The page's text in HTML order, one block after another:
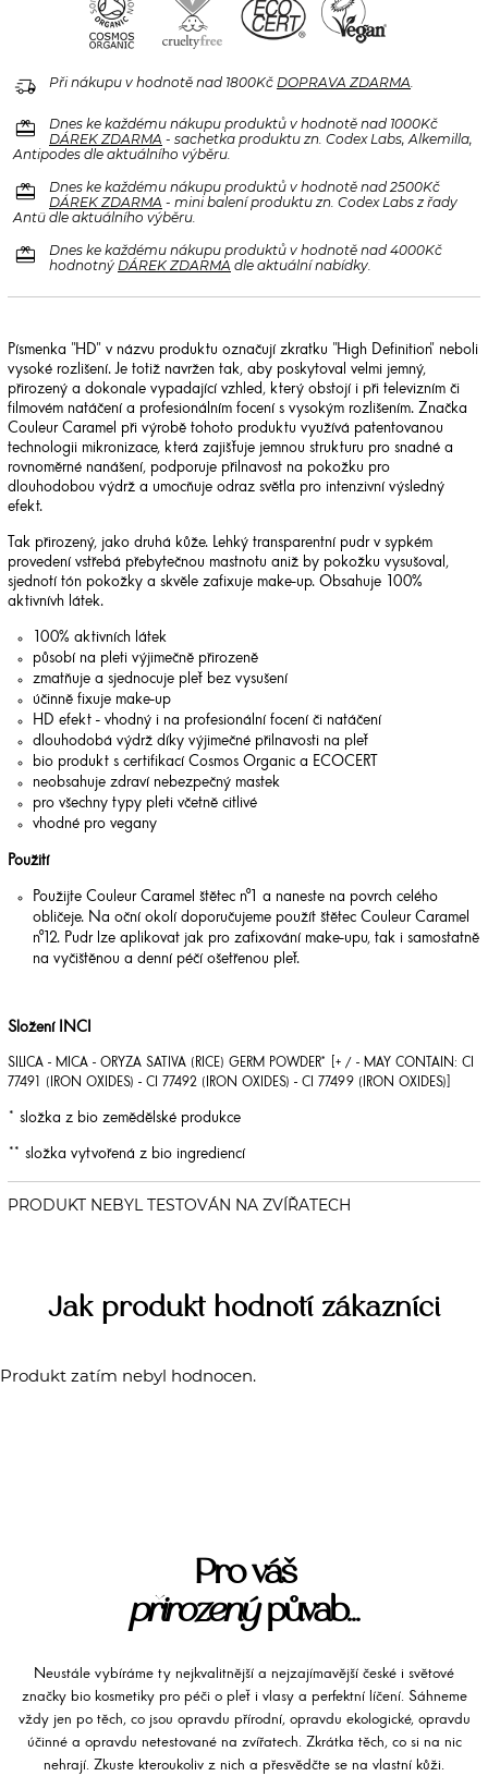
delivery_truck_speed Při nákupu v hodnotě nad 1800Kč DOPRAVA ZDARMA.
redeem
Dnes ke každému nákupu produktů v hodnotě nad 1000Kč
DÁREK ZDARMA - sachetka produktu zn. Codex Labs, Alkemilla,
Antipodes dle aktuálního výběru.
redeem
Dnes ke každému nákupu produktů v hodnotě nad 2500Kč
DÁREK ZDARMA - mini balení produktu zn. Codex Labs z řady
Antü dle aktuálního výběru.
redeem
Dnes ke každému nákupu produktů v hodnotě nad 4000Kč
hodnotný DÁREK ZDARMA dle aktuální nabídky.
Písmenka "HD" v názvu produktu označují zkratku "High Definition" neboli
vysoké rozlišení. Je totiž navržen tak, aby poskytoval velmi jemný,
přirozený a dokonale vypadající vzhled, který obstojí i při televizním či
filmovém natáčení a profesionálním focení s vysokým rozlišením. Značka
Couleur Caramel při výrobě tohoto produktu využívá patentovanou
technologii mikronizace, která zajišťuje jemnou strukturu pro snadné a
rovnoměrné nanášení, podporuje přilnavost na pokožku pro
dlouhodobou výdrž a umocňuje odraz světla pro intenzivní výsledný
efekt.
Tak přirozený, jako druhá kůže. Lehký transparentní pudr v sypkém
provedení vstřebá přebytečnou mastnotu aniž by pokožku vysušoval,
sjednotí tón pokožky a skvěle zafixuje make-up. Obsahuje 100%
aktivnívh látek.
100% aktivních látek
působí na pleti výjimečně přirozeně
zmatňuje a sjednocuje pleť bez vysušení
účinně fixuje make-up
HD efekt - vhodný i na profesionální focení či natáčení
dlouhodobá výdrž díky výjimečné přilnavosti na pleť
bio produkt s certifikací Cosmos Organic a ECOCERT
neobsahuje zdraví nebezpečný mastek
pro všechny typy pleti včetně citlivé
vhodné pro vegany
Použití
Použijte Couleur Caramel štětec n°1 a naneste na povrch celého
obličeje. Na oční okolí doporučujeme použít štětec Couleur Caramel
n°12. Pudr lze aplikovat jak pro zafixování make-upu, tak i samostatně
na vyčištěnou a denní péčí ošetřenou pleť.
Složení INCI
SILICA - MICA - ORYZA SATIVA (RICE) GERM POWDER* [+ / - MAY CONTAIN: CI
77491 (IRON OXIDES) - CI 77492 (IRON OXIDES) - CI 77499 (IRON OXIDES)]
* složka z bio zemědělské produkce
** složka vytvořená z bio ingrediencí
Jak produkt hodnotí zákazníci
Produkt zatím nebyl hodnocen.
Pro váš
přirozenýpůvab...
Neustále vybíráme ty nejkvalitnější a nejzajímavější české i světové
značky bio kosmetiky pro péči o pleť i vlasy a perfektní líčení. Sáhneme
vždy jen po těch, co jsou opravdu přírodní, opravdu ekologické, opravdu
účinné a opravdu netestované na zvířatech. Zkrátka těch, co si na nic
nehrají. Zkuste kteroukoliv z nich a přesvědčte se na vlastní kůži.